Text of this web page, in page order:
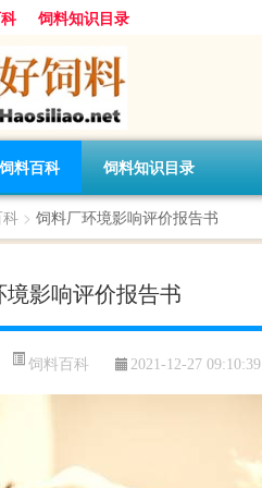
饲料知识目录
饲料百科 饲料知识目录
> 饲料厂环境影响评价报告书
影响评价报告书
饲料百科 2021-12-27 09:10:39